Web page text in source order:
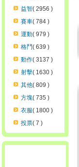
益智( 2956 )
賽車( 784 )
運動( 979 )
格鬥( 639 )
動作( 3137 )
射擊( 1630 )
其他( 809 )
方塊( 735 )
衣服( 1800 )
投票( 7 )